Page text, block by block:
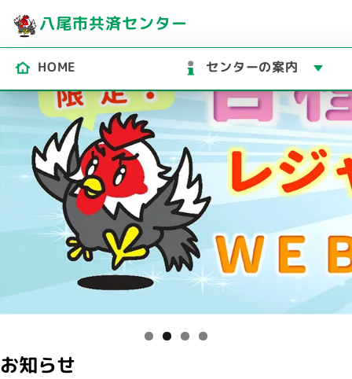
八尾市共済センター
HOME センターの案内
お知らせ